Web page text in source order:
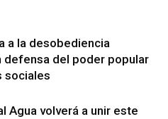
a la desobediencia
defensa del poder popular
sociales
Agua volverá a unir este